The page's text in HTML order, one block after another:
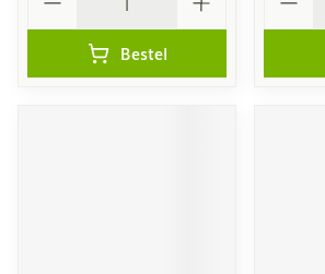
Bestel